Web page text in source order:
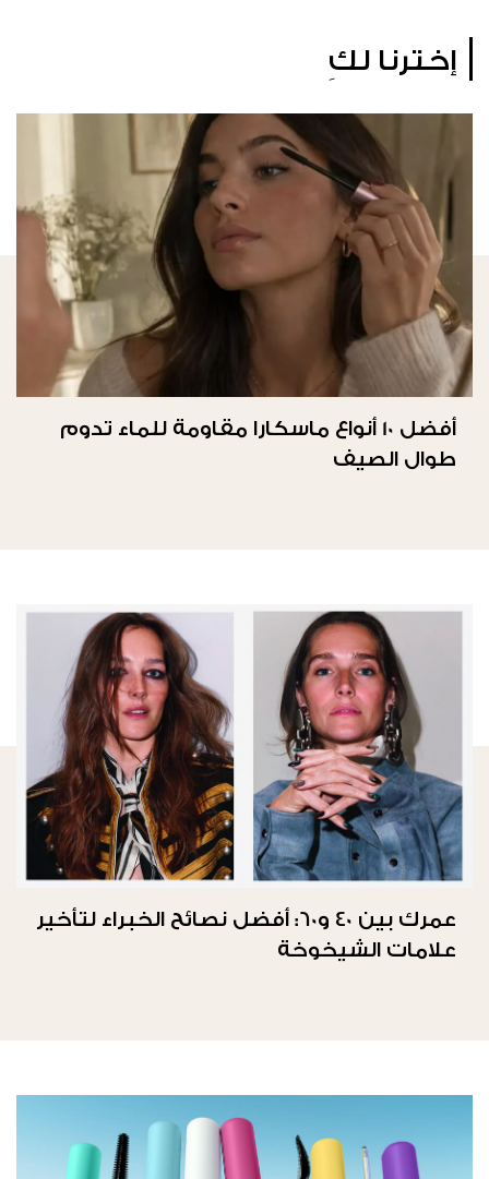
إخترنا لكِ
أفضل 10 أنواع ماسكارا مقاومة للماء تدوم
طوال الصيف
عمرك بين 40 و60: أفضل نصائح الخبراء لتأخير
علامات الشيخوخة